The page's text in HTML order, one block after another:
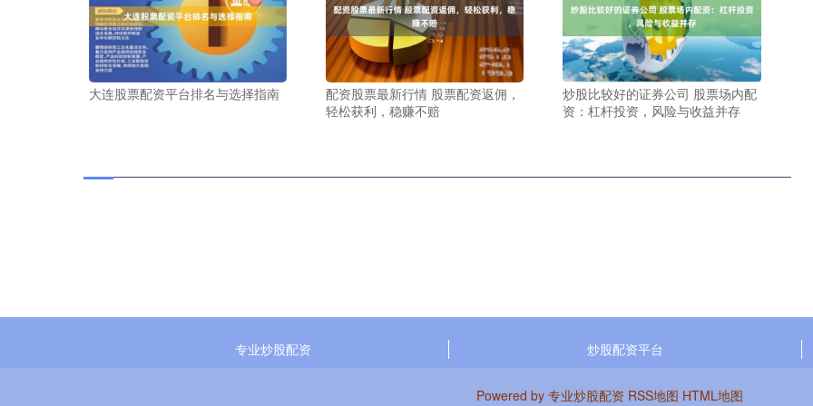
大连股票配资平台排名与选择指南
配资股票最新行情 股票配资返佣，
轻松获利，稳赚不赔
炒股比较好的证券公司 股票场内配
资：杠杆投资，风险与收益并存
专业炒股配资 炒股配资平台
Powered by 专业炒股配资 RSS地图 HTML地图